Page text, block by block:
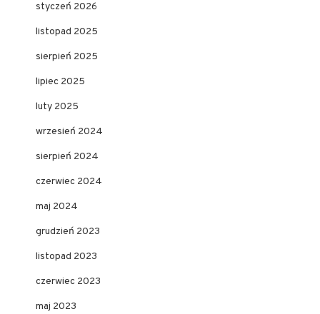
styczeń 2026
listopad 2025
sierpień 2025
lipiec 2025
luty 2025
wrzesień 2024
sierpień 2024
czerwiec 2024
maj 2024
grudzień 2023
listopad 2023
czerwiec 2023
maj 2023